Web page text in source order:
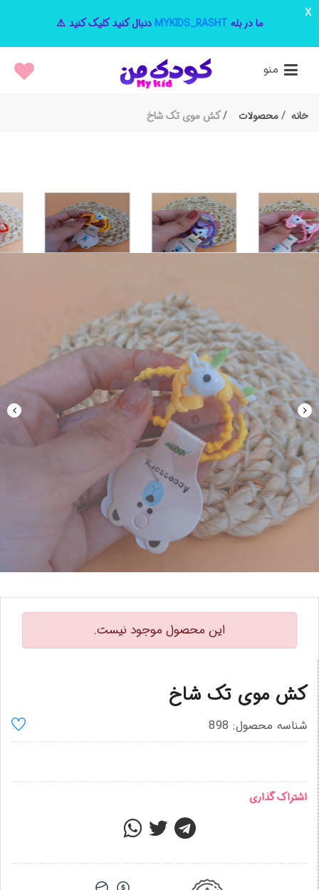
ما در بلهMYKIDS_RASHT دنبال کنید کلیک کنید ⚠️
x
منو
خانه محصولات کش موی تک شاخ
این محصول موجود نیست.
کش موی تک شاخ
شناسه محصول: 898
اشتراک گذاری